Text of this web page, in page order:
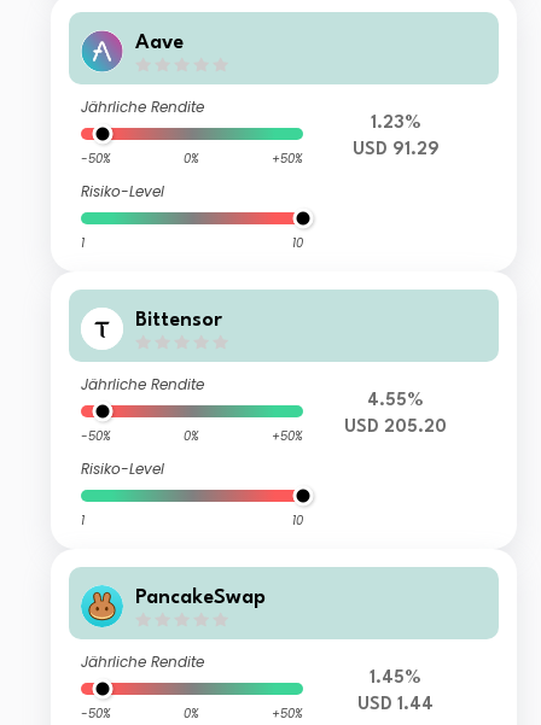
Aave
Jährliche Rendite
-50% 0% +50%
Risiko-Level
1 10
1.23%
USD 91.29
Bittensor
Jährliche Rendite
-50% 0% +50%
Risiko-Level
1 10
4.55%
USD 205.20
PancakeSwap
Jährliche Rendite
-50% 0% +50%
1.45%
USD 1.44